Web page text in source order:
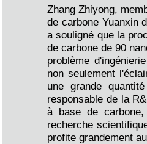
Zhang Zhiyong,
de carbone Yuanxin
a souligné que la
de carbone de 90
problème
non seulement
une grande
responsable de la
à base de
recherche
profite grandement